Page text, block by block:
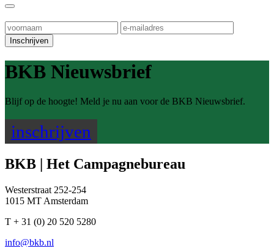
BKB Nieuwsbrief
Blijf op de hoogte! Meld je nu aan voor de BKB Nieuwsbrief.
inschrijven
BKB | Het Campagnebureau
Westerstraat 252-254
1015 MT Amsterdam
T + 31 (0) 20 520 5280
info@bkb.nl